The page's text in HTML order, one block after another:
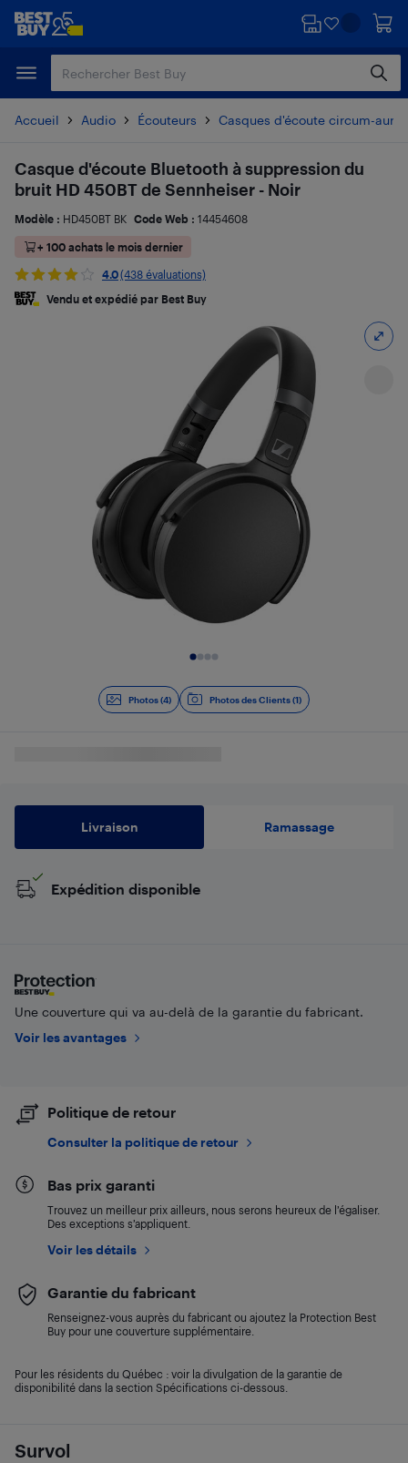
Passer
principal
Passer
Accueil Audio Écouteurs Casques d'écoute circum-
Photos (4) Photos des Clients (1)
Survol
Casque d'écoute Bluetooth à suppression du
bruit HD 450BT de Sennheiser - Noir
Modèle : HD450BT BK Code Web : 14454608
+ 100 achats le mois dernier
4.0(438 évaluations)
Vendu et expédié par Best Buy
Livraison Ramassage
Expédition disponible
Une couverture qui va au-delà de la garantie du fabricant.
Voir les avantages
Politique de retour
Consulter la politique de retour
Bas prix garanti
Trouvez un meilleur prix ailleurs, nous serons heureux de l’égaliser.
Des exceptions s’appliquent.
Voir les détails
Garantie du fabricant
Renseignez-vous auprès du fabricant ou ajoutez la Protection Best
Buy pour une couverture supplémentaire.
Pour les résidents du Québec : voir la divulgation de la garantie de
disponibilité dans la section Spécifications ci-dessous.